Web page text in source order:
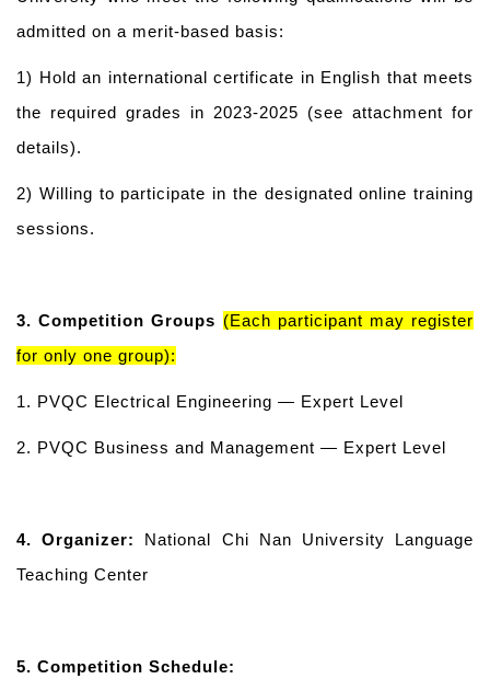
admitted on a merit-based basis:
1) Hold an international certificate in English that meets
the required grades in 2023-2025 (see attachment for
details).
2) Willing to participate in the designated online training
sessions.
3. Competition Groups (Each participant may register
for only one group):
1. PVQC Electrical Engineering — Expert Level
2. PVQC Business and Management — Expert Level
4. Organizer: National Chi Nan University Language
Teaching Center
5. Competition Schedule: